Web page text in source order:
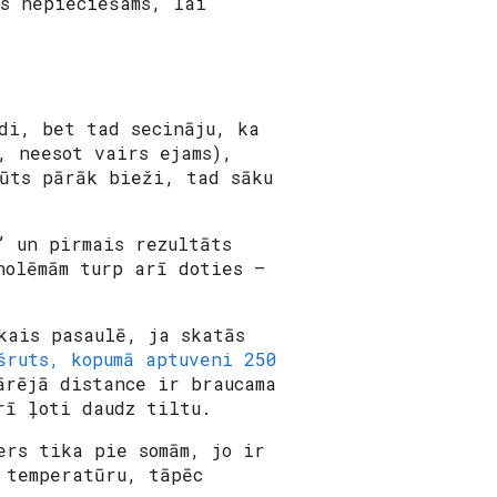
bet tad secināju, ka
vairs ejams),
pārāk bieži, tad sāku
un pirmais rezultāts
turp arī doties –
pasaulē, ja skatās
kopumā aptuveni 250
distance ir braucama
arī ļoti daudz tiltu.
tika pie somām, jo ir
tāpēc